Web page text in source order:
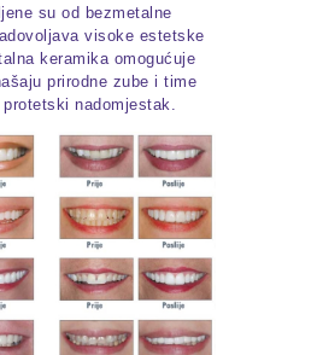
su od bezmetalne
visoke estetske
keramika omogućuje
prirodne zube i time
nadomjestak.